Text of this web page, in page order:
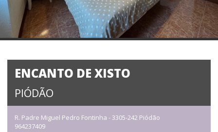
ENCANTO DE XISTO
PIÓDÃO
R. Padre Miguel Pedro Fontinha - 3305-242 Piódão
964237409